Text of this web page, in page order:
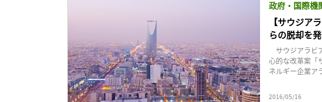
政府・国際機
【サウジア
らの脱却を
サウジアラビ
心的な改革案「
ネルギー企業ア
2016/05/16